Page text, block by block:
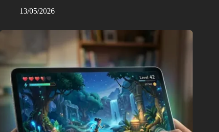
13/05/2026